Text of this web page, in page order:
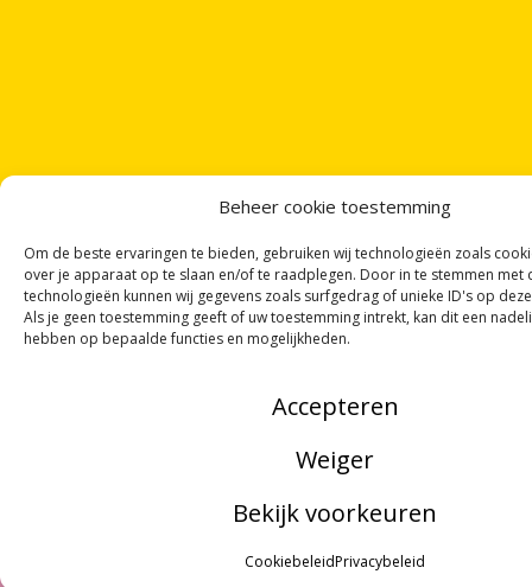
Beheer cookie toestemming
Om de beste ervaringen te bieden, gebruiken wij technologieën zoals
over je apparaat op te slaan en/of te raadplegen. Door in te stemmen met
technologieën kunnen wij gegevens zoals surfgedrag of unieke ID's op
Als je geen toestemming geeft of uw toestemming intrekt, kan dit een
hebben op bepaalde functies en mogelijkheden.
Accepteren
Weiger
Bekijk voorkeuren
CookiebeleidPrivacybeleid
VIER GEDICHTENPER MAAND
NIEUWSBRIEF!